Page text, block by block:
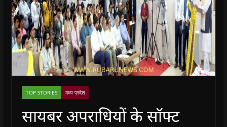
TOP STORIES मध्य प्रदेश
सायबर अपराधियों के सॉफ्ट